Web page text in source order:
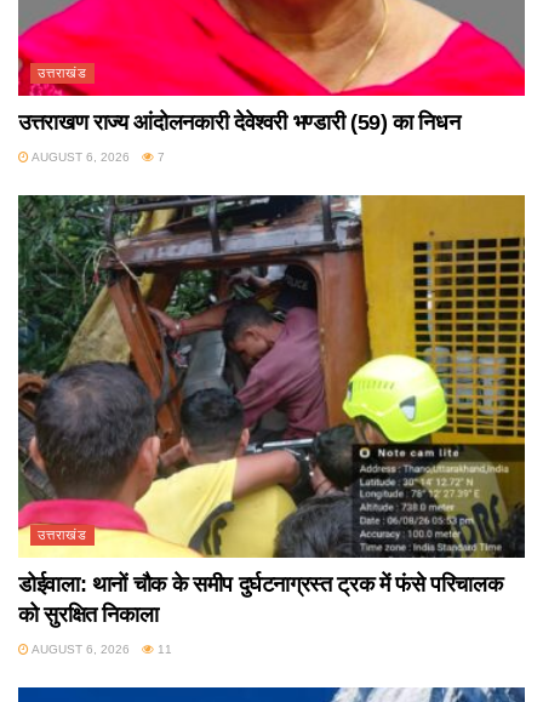
उत्तराखंड
उत्तराखण राज्य आंदोलनकारी देवेश्वरी भण्डारी (59) का निधन
AUGUST 6, 2026 7
उत्तराखंड
डोईवाला: थानों चौक के समीप दुर्घटनाग्रस्त ट्रक में फंसे परिचालक
को सुरक्षित निकाला
AUGUST 6, 2026 11